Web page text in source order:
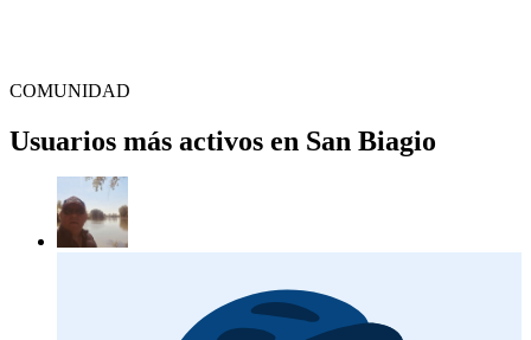
COMUNIDAD
Usuarios más activos en San Biagio